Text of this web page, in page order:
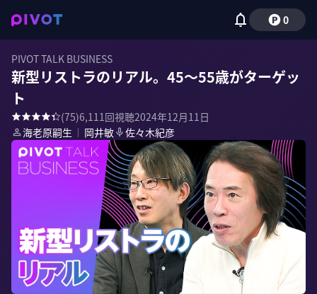
0
PIVOT TALK BUSINESS
新型リストラのリアル。45〜55歳がターゲッ
ト
(75)6,111回視聴2024年12月11日
海老原嗣生 ｜ 岡井敏 佐々木紀彦